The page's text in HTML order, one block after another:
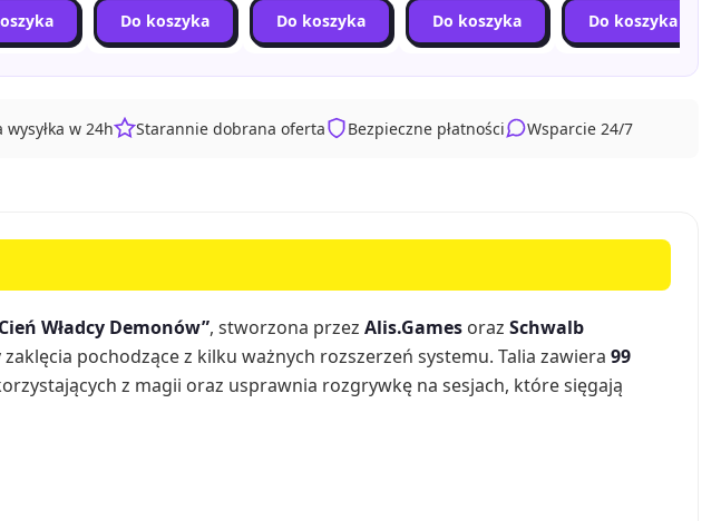
Do koszyka
Do koszyka
Do koszyka
Do koszyka
wysyłka w 24h Starannie dobrana oferta Bezpieczne płatności Wsparcie 24/7
Władcy Demonów”, stworzona przez Alis.Games oraz Schwalb
pochodzące z kilku ważnych rozszerzeń systemu. Talia zawiera 99
z magii oraz usprawnia rozgrywkę na sesjach, które sięgają